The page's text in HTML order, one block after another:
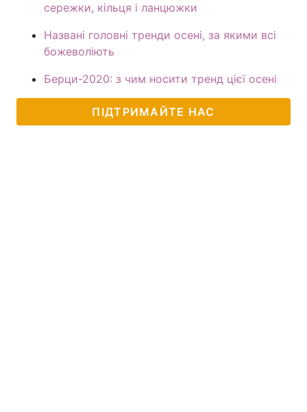
сережки, кільця і ланцюжки
Названі головні тренди осені, за якими всі
божеволіють
Берци-2020: з чим носити тренд цієї осені
ПІДТРИМАЙТЕ НАС